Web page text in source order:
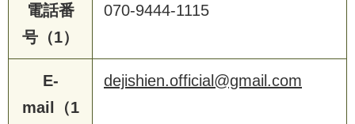
電話番
号（1）
070-9444-1115
E-
mail（1
dejishien.official@gmail.com